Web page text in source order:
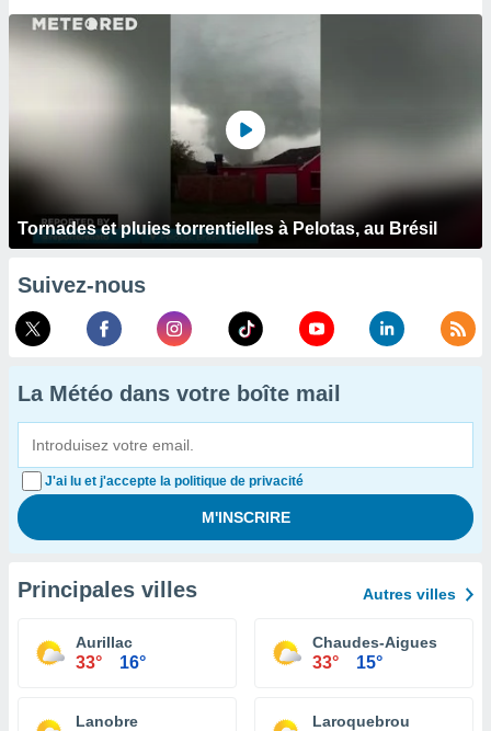
Tornades et pluies torrentielles à Pelotas, au Brésil
Suivez-nous
La Météo dans votre boîte mail
J'ai lu et j'accepte la politique de privacité
Principales villes Autres villes
Aurillac
33° 16°
Chaudes-Aigues
33° 15°
Lanobre Laroquebrou